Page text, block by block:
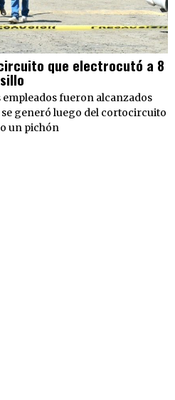
que electrocutó a 8
fueron alcanzados
generó luego del cortocircuito
un pichón